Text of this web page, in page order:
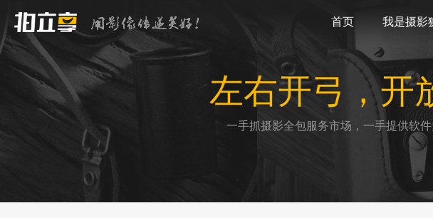
首页 我是摄影
左右开弓，开
一手抓摄影全包服务市场，一手提供软